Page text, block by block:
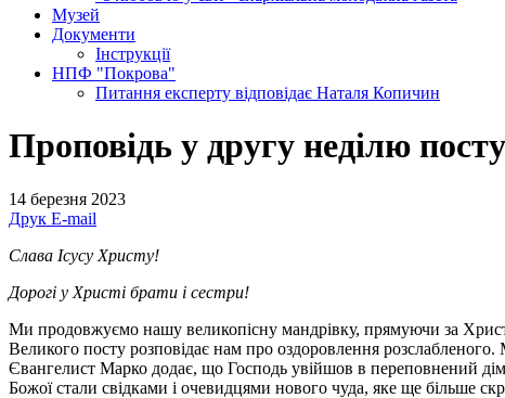
Музей
Документи
Інструкції
НПФ "Покрова"
Питання експерту відповідає Наталя Копичин
Проповідь у другу неділю
14 березня 2023
Друк E-mail
Слава Ісусу Христу!
Дорогі у Христі брати і сестри!
Ми продовжуємо нашу великопісну мандрівку, прямуючи за
Великого посту розповідає нам про оздоровлення
Євангелист Марко додає, що Господь увійшов в переповнений
Божої стали свідками і очевидцями нового чуда, яке ще більше